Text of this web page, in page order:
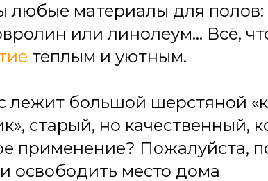
любые материалы для полов:
или линолеум... Всё,
тёплым и уютным.
лежит большой шерстяной
старый, но качественный,
применение? Пожалуйста,
освободить место дома